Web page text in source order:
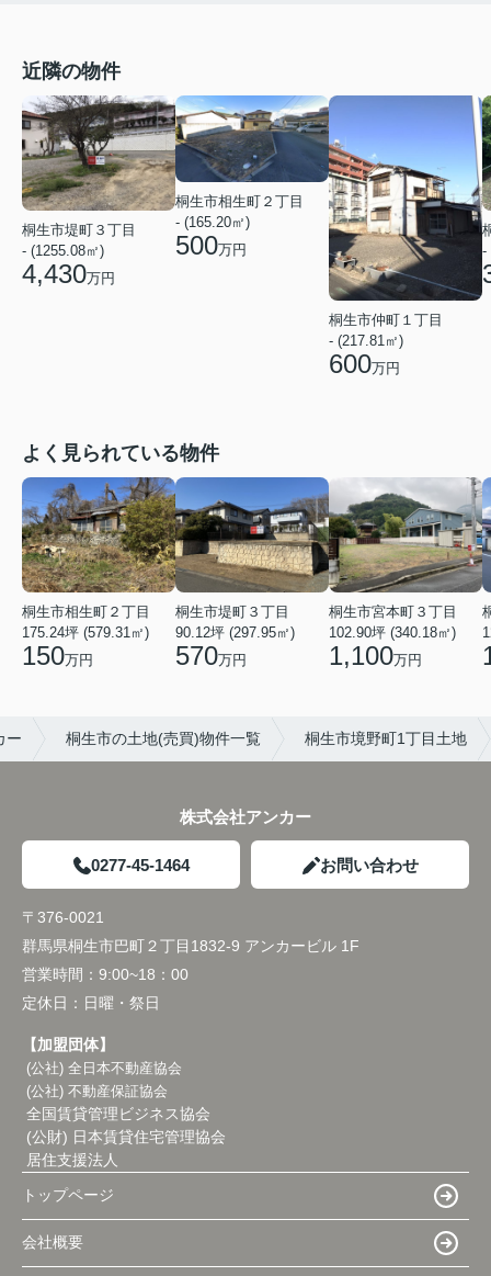
近隣の物件
桐生市堤町３丁目
- (1255.08㎡)
4,430万円
桐生市相生町２丁目
- (165.20㎡)
500万円
桐生市仲町１丁目
- (217.81㎡)
600万円
-
よく見られている物件
桐生市相生町２丁目
175.24坪 (579.31㎡)
150万円
桐生市堤町３丁目
90.12坪 (297.95㎡)
570万円
桐生市宮本町３丁目
102.90坪 (340.18㎡)
1,100万円
ー 桐生市の土地(売買)物件一覧 桐生市境野町1丁目土地
株式会社アンカー
0277-45-1464 お問い合わせ
〒376-0021
群馬県桐生市巴町２丁目1832-9 アンカービル 1F
営業時間： 9:00~18：00
定休日： 日曜・祭日
【加盟団体】
(公社) 全日本不動産協会
(公社) 不動産保証協会
全国賃貸管理ビジネス協会
(公財) 日本賃貸住宅管理協会
居住支援法人
トップページ
会社概要